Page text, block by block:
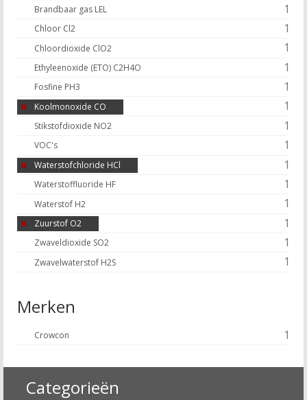
Brandbaar gas LEL 1
Chloor Cl2 1
Chloordioxide ClO2 1
Ethyleenoxide (ETO) C2H4O 1
Fosfine PH3 1
Koolmonoxide CO 1
Stikstofdioxide NO2 1
VOC's 1
Waterstofchloride HCl 1
Waterstoffluoride HF 1
Waterstof H2 1
Zuurstof O2 1
Zwaveldioxide SO2 1
Zwavelwaterstof H2S 1
Merken
Crowcon 1
Categorieën